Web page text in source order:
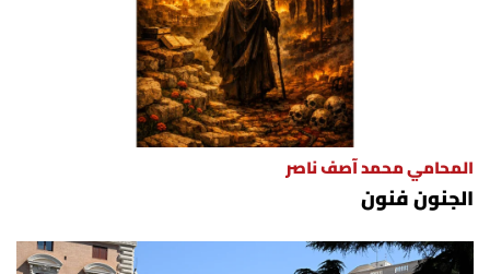
المحامي محمد آصف ناصر
الجنون فنون